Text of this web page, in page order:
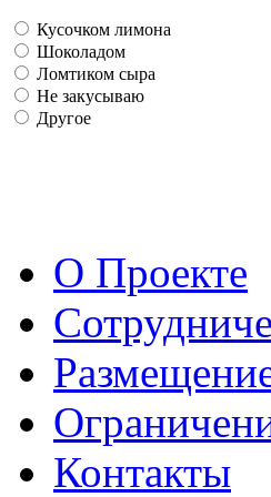
Кусочком лимона
Шоколадом
Ломтиком сыра
Не закусываю
Другое
О Проекте
Контакты